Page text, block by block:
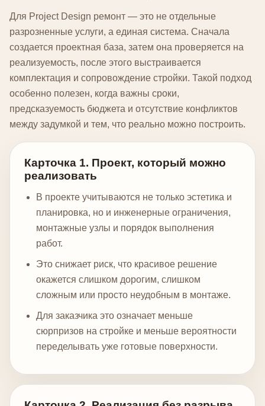
Для Project Design ремонт — это не отдельные
разрозненные услуги, а единая система. Сначала
создается проектная база, затем она проверяется на
реализуемость, после этого выстраивается
комплектация и сопровождение стройки. Такой подход
особенно полезен, когда важны сроки,
предсказуемость бюджета и отсутствие конфликтов
между задумкой и тем, что реально можно построить.
Карточка 1. Проект, который можно
реализовать
В проекте учитываются не только эстетика и
планировка, но и инженерные ограничения,
монтажные узлы и порядок выполнения
работ.
Это снижает риск, что красивое решение
окажется слишком дорогим, слишком
сложным или просто неудобным в монтаже.
Для заказчика это означает меньше
сюрпризов на стройке и меньше вероятности
переделывать уже готовые поверхности.